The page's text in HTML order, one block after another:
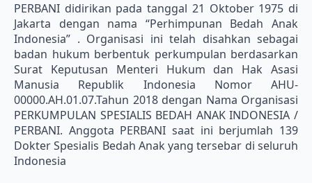
PERBANI didirikan pada tanggal 21 Oktober 1975 di
Jakarta dengan nama “Perhimpunan Bedah Anak
Indonesia” . Organisasi ini telah disahkan sebagai
badan hukum berbentuk perkumpulan berdasarkan
Surat Keputusan Menteri Hukum dan Hak Asasi
Manusia Republik Indonesia Nomor AHU-
00000.AH.01.07.Tahun 2018 dengan Nama Organisasi
PERKUMPULAN SPESIALIS BEDAH ANAK INDONESIA /
PERBANI. Anggota PERBANI saat ini berjumlah 139
Dokter Spesialis Bedah Anak yang tersebar di seluruh
Indonesia